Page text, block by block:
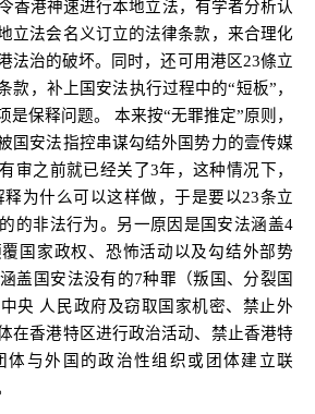
香港神速进行本地立法，有学者分析认
立法会名义订立的法律条款，来合理化
法治的破坏。同时，还可用港区 23條立
款，补上国安法执行过程中的“短板”，
是保释问题。 本来按“无罪推定”原则，
国安法指控串谋勾结外国势力的壹传媒
审之前就已经关了3年，这种情况下，
为什么可以这样做，于是要以23条立
的非法行为。另一原因是国安法涵盖4
国家政权、恐怖活动以及勾结外部势
盖国安法没有的7种罪（叛国、分裂国
央 人民政府及窃取国家机密、禁止外
在香港特区进行政治活动、禁止香港特
体与外国的政治性组织或团体建立联